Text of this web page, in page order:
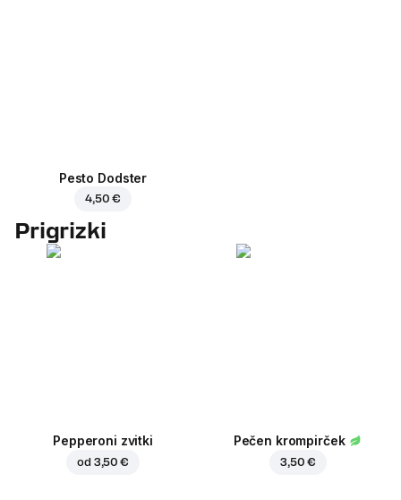
Pesto Dodster
4,50 €
Prigrizki
Pepperoni zvitki
od 3,50 €
Pečen krompirček
3,50 €